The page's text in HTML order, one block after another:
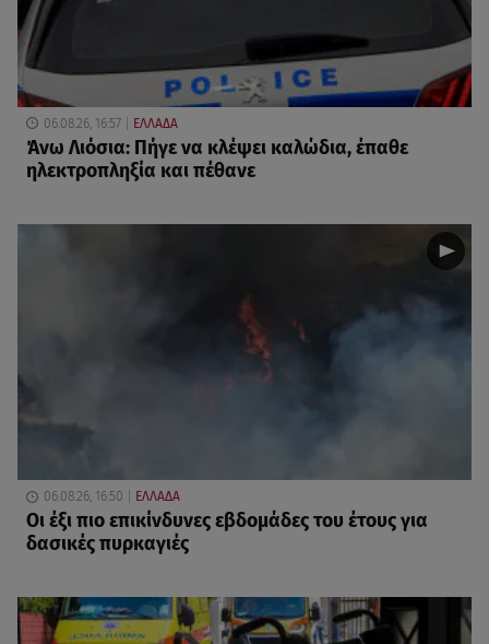
06.08.26, 16:57 ΕΛΛΑΔΑ
Άνω Λιόσια: Πήγε να κλέψει καλώδια, έπαθε
ηλεκτροπληξία και πέθανε
06.08.26, 16:50 ΕΛΛΑΔΑ
Οι έξι πιο επικίνδυνες εβδομάδες του έτους για
δασικές πυρκαγιές